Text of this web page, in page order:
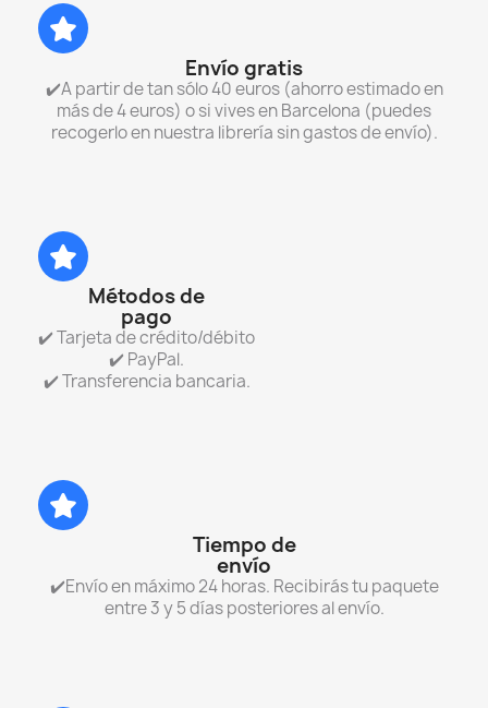
Envío gratis
✔️A partir de tan sólo 40 euros (ahorro estimado en
más de 4 euros) o si vives en Barcelona (puedes
recogerlo en nuestra librería sin gastos de envío).
Métodos de
pago
✔️ Tarjeta de crédito/débito
✔️ PayPal.
✔️ Transferencia bancaria.
Tiempo de
envío
✔️Envío en máximo 24 horas. Recibirás tu paquete
entre 3 y 5 días posteriores al envío.